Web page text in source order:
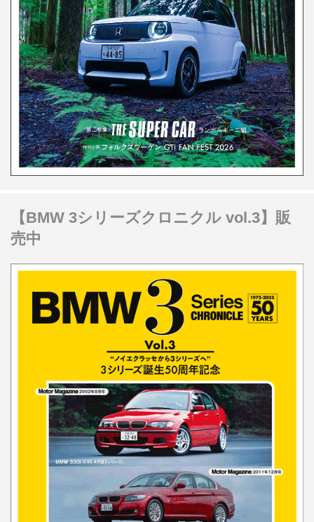
【BMW 3シリーズクロニクル vol.3】販
売中